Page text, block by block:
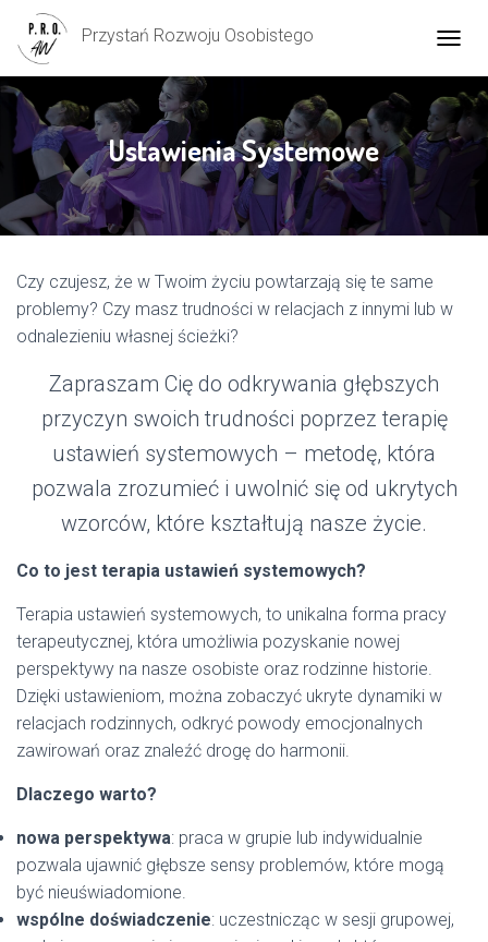
Przystań Rozwoju Osobistego
R
Z
Ł
G
Ustawienia Systemowe
Czy czujesz, że w Twoim życiu powtarzają się te same
problemy? Czy masz trudności w relacjach z innymi lub w
odnalezieniu własnej ścieżki?
Zapraszam Cię do odkrywania głębszych
przyczyn swoich trudności poprzez terapię
ustawień systemowych – metodę, która
pozwala zrozumieć i uwolnić się od ukrytych
wzorców, które kształtują nasze życie.
Co to jest terapia ustawień systemowych?
Terapia ustawień systemowych, to unikalna forma pracy
terapeutycznej, która umożliwia pozyskanie nowej
perspektywy na nasze osobiste oraz rodzinne historie.
Dzięki ustawieniom, można zobaczyć ukryte dynamiki w
relacjach rodzinnych, odkryć powody emocjonalnych
zawirowań oraz znaleźć drogę do harmonii.
Dlaczego warto?
nowa perspektywa: praca w grupie lub indywidualnie
pozwala ujawnić głębsze sensy problemów, które mogą
być nieuświadomione.
wspólne doświadczenie: uczestnicząc w sesji grupowej,